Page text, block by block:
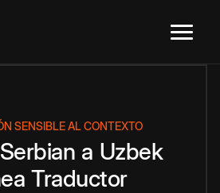
SENSIBLE AL CONTEXTO
Serbian a Uzbek
Traductor